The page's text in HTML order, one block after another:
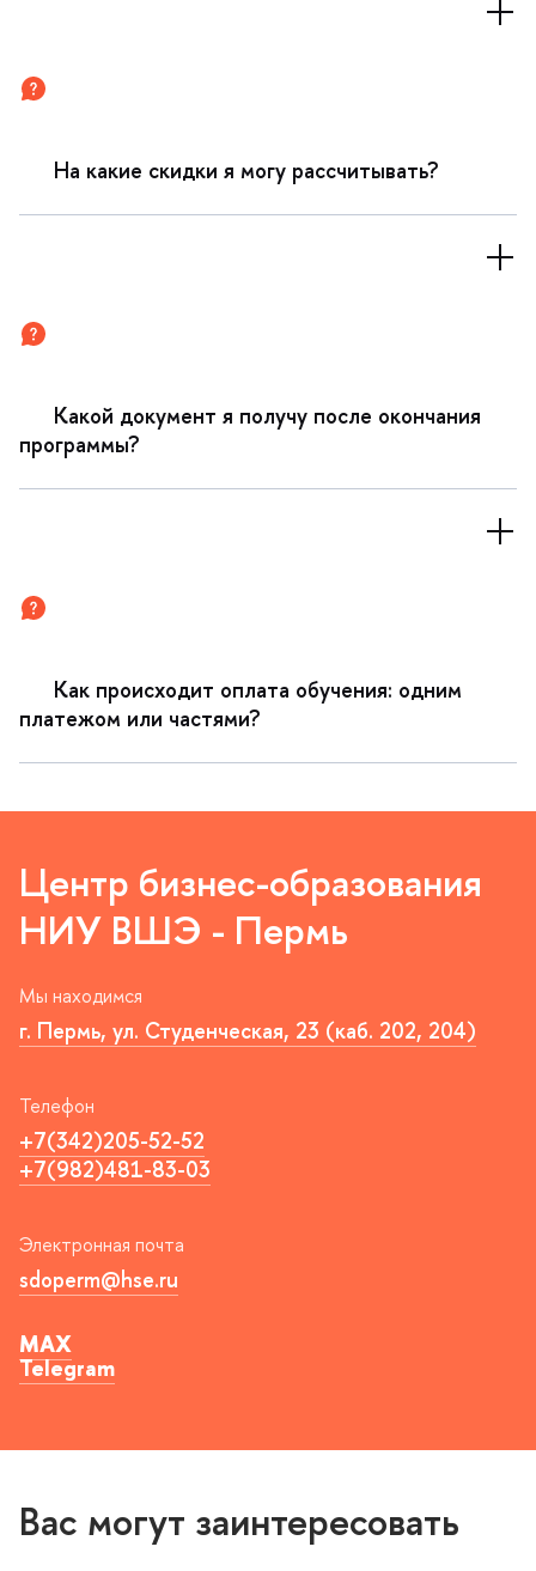
На какие скидки я могу рассчитывать?
Какой документ я получу после окончания
программы?
Как происходит оплата обучения: одним
платежом или частями?
Центр бизнес-образования
НИУ ВШЭ - Пермь
Мы находимся
. Пермь, ул. Студенческая, 23 (каб. 202, 204)
Телефон
+7(342)205-52-52
+7(982)481-83-03
Электронная почта
sdoperm@hse.ru
MAX
Telegram
ас могут заинтересовать